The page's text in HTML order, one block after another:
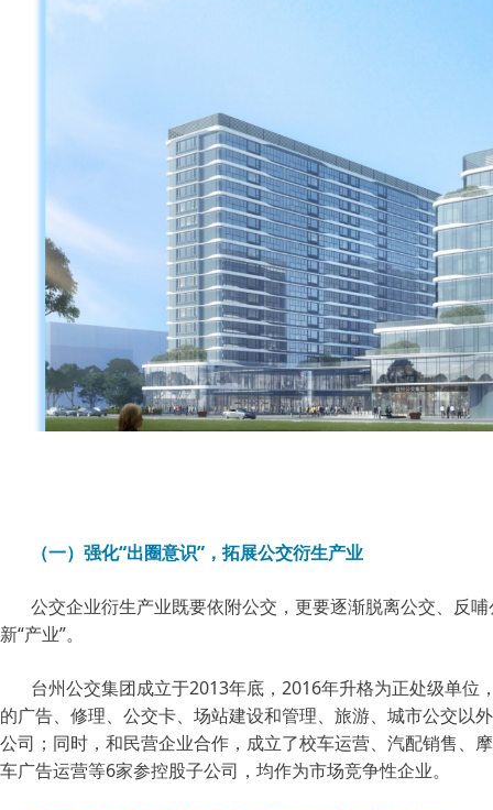
（一）强化“出圈意识”，拓展公交衍生产业
公交企业衍生产业既要依附公交，更要逐渐脱离公交、反
新“产业”。
台州公交集团成立于2013年底，2016年升格为正处级单位
的广告、修理、公交卡、场站建设和管理、旅游、城市公交以
公司；同时，和民营企业合作，成立了校车运营、汽配销售、
车广告运营等6家参控股子公司，均作为市场竞争性企业。